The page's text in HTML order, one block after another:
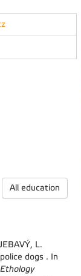
All education
L.
dogs . In